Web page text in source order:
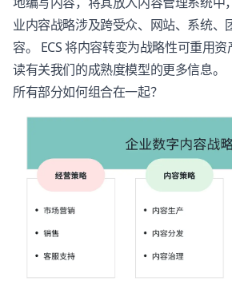
业内容战略涉及跨受众、网站、系统、
容。 ECS 将内容转变为战略性可重用
读有关我们的成熟度模型的更多信息。
所有部分如何组合在一起？